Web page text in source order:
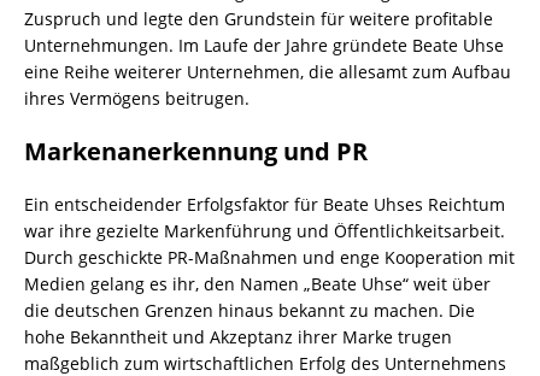
Zuspruch und legte den Grundstein für weitere profitable
Unternehmungen. Im Laufe der Jahre gründete Beate Uhse
eine Reihe weiterer Unternehmen, die allesamt zum Aufbau
ihres Vermögens beitrugen.
Markenanerkennung und PR
Ein entscheidender Erfolgsfaktor für Beate Uhses Reichtum
war ihre gezielte Markenführung und Öffentlichkeitsarbeit.
Durch geschickte PR-Maßnahmen und enge Kooperation mit
Medien gelang es ihr, den Namen „Beate Uhse“ weit über
die deutschen Grenzen hinaus bekannt zu machen. Die
hohe Bekanntheit und Akzeptanz ihrer Marke trugen
maßgeblich zum wirtschaftlichen Erfolg des Unternehmens